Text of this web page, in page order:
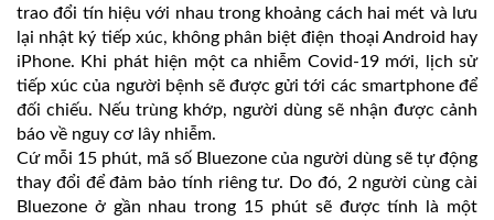
trao đổi tín hiệu với nhau trong khoảng cách hai mét và lưu
lại nhật ký tiếp xúc, không phân biệt điện thoại Android hay
iPhone. Khi phát hiện một ca nhiễm Covid-19 mới, lịch sử
tiếp xúc của người bệnh sẽ được gửi tới các smartphone để
đối chiếu. Nếu trùng khớp, người dùng sẽ nhận được cảnh
báo về nguy cơ lây nhiễm.
Cứ mỗi 15 phút, mã số Bluezone của người dùng sẽ tự động
thay đổi để đảm bảo tính riêng tư. Do đó, 2 người cùng cài
Bluezone ở gần nhau trong 15 phút sẽ được tính là một